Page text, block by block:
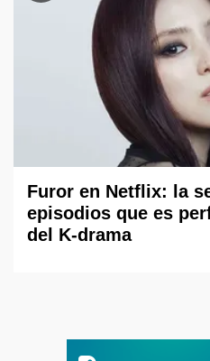
Furor en Netflix: la
episodios que es
del K-drama